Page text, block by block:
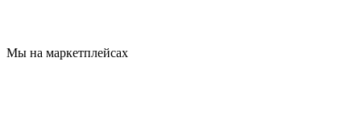
Мы на маркетплейсах